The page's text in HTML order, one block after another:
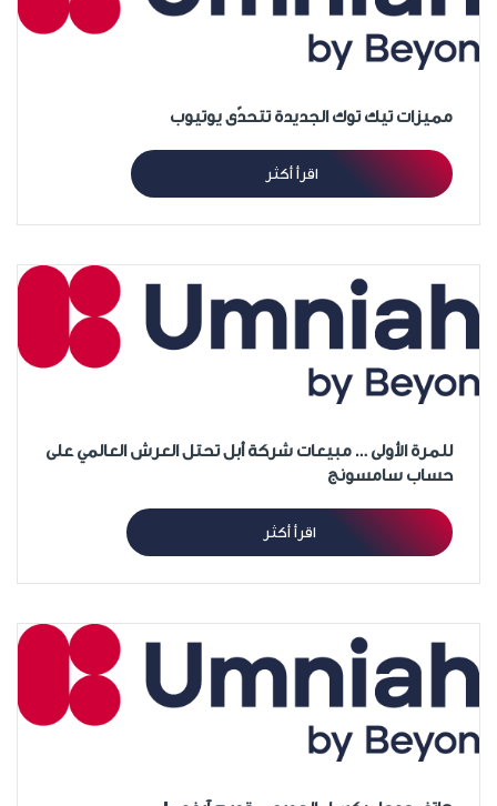
مميزات تيك توك الجديدة تتحدّى يوتيوب
اقرأ أكثر
للمرة الأولى … مبيعات شركة أبل تحتل العرش العالمي على
حساب سامسونج
اقرأ أكثر